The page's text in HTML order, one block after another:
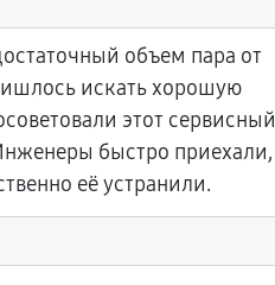
объем пара от
искать хорошую
этот сервисный
быстро приехали,
её устранили.